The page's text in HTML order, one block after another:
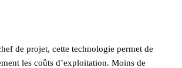
de projet, cette technologie permet de
les coûts d’exploitation. Moins de